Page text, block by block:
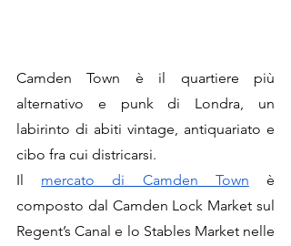
Camden Town è il quartiere più
alternativo e punk di Londra, un
labirinto di abiti vintage, antiquariato e
cibo fra cui districarsi.
Il mercato di Camden Town è
composto dal Camden Lock Market sul
Regent’s Canal e lo Stables Market nelle